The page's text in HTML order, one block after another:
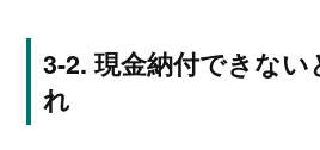
現金納付できない
れ